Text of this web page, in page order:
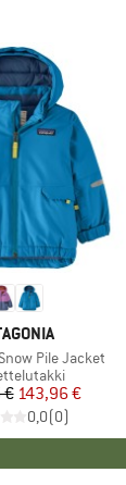
Pile Jacket
Hinta
€ Alennettu hinta
143,96 €
0,0(0)